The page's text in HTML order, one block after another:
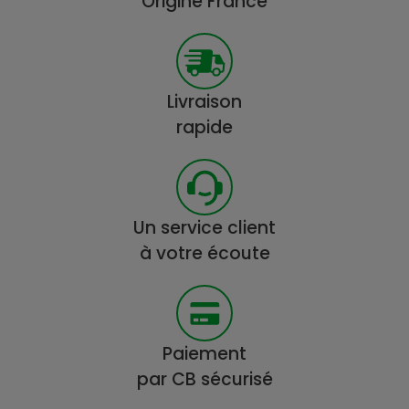
Livraison
rapide
Un service client
à votre écoute
Paiement
par CB sécurisé